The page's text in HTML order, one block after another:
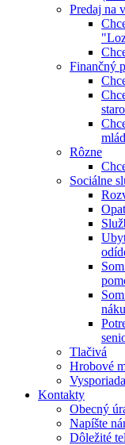
Predaj na
Finančný
Rôzne
Sociálne
Tlačivá
Hrobové
Kontakty
Obecný
Napíšte
Dôležité